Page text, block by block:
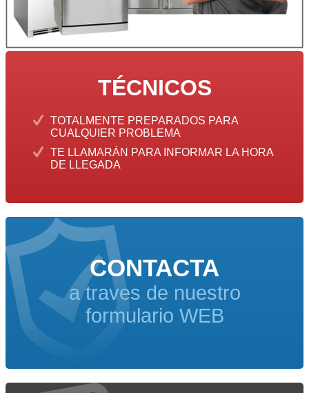
TÉCNICOS
TOTALMENTE PREPARADOS PARA
CUALQUIER PROBLEMA
TE LLAMARÁN PARA INFORMAR LA HORA
DE LLEGADA
CONTACTA
a traves de nuestro
formulario WEB